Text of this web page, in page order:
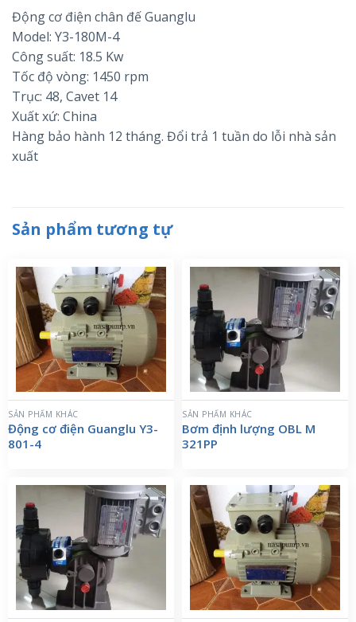
Động cơ điện chân đế Guanglu
Model: Y3-180M-4
Công suất: 18.5 Kw
Tốc độ vòng: 1450 rpm
Trục: 48, Cavet 14
Xuất xứ: China
Hàng bảo hành 12 tháng. Đổi trả 1 tuần do lỗi nhà sản
xuất
Sản phẩm tương tự
SẢN PHẨM KHÁC
Động cơ điện Guanglu Y3-
801-4
SẢN PHẨM KHÁC
Bơm định lượng OBL M
321PP